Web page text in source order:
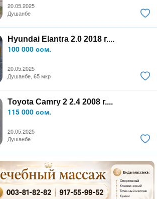
20.05.2025
Душанбе
Hyundai Elantra 2.0 2018 г....
100 000 сом.
20.05.2025
Душанбе, 65 мкр
Toyota Camry 2 2.4 2008 г....
115 000 сом.
20.05.2025
Душанбе